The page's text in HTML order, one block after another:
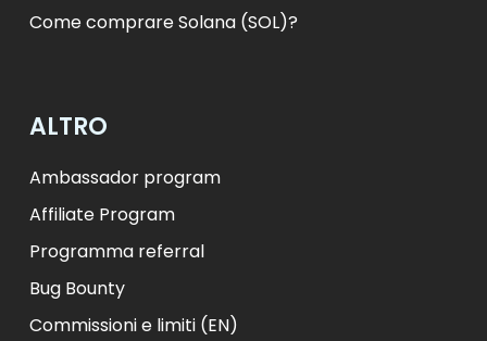
Come comprare Solana (SOL)?
ALTRO
Ambassador program
Affiliate Program
Programma referral
Bug Bounty
Commissioni e limiti (EN)